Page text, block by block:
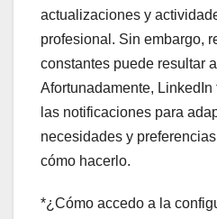
actualizaciones y
profesional. Sin embargo,
constantes puede resultar
Afortunadamente,
las notificaciones para
necesidades y
cómo hacerlo.
*¿Cómo accedo a la